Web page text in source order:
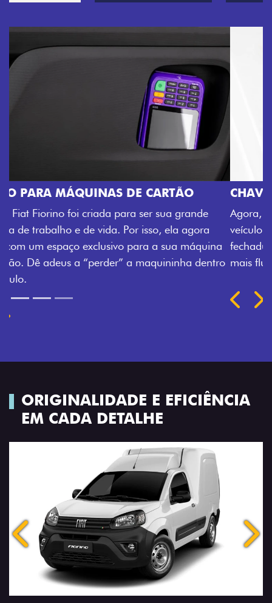
CHAVE COM TELECOMANDO
Agora, a chave da sua nova Fiorino pode abrir o
veículo também à distância, e não mais somente pela
fechadura. São detalhes como esse que trazem ainda
mais fluidez para o seu dia de trabalho.
Previous
Next
ORIGINALIDADE E EFICIÊNCIA
EM CADA DETALHE
Anterior